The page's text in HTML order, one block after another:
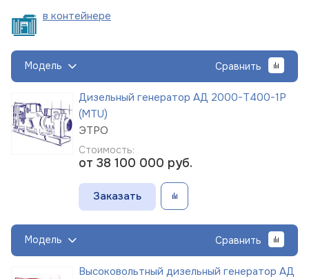
в контейнере
Модель Сравнить
Дизельный генератор АД 2000-Т400-1Р
(MTU)
ЭТРО
Стоимость:
от 38 100 000 руб.
Заказать
Модель Сравнить
Высоковольтный дизельный генератор АД